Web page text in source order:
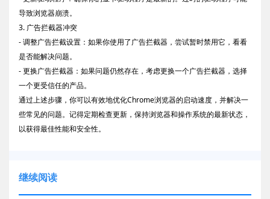
导致浏览器崩溃。
3. 广告拦截器冲突
- 调整广告拦截设置：如果你使用了广告拦截器，尝试暂时禁用它，看看
是否能解决问题。
- 更换广告拦截器：如果问题仍然存在，考虑更换一个广告拦截器，选择
一个更受信任的产品。
通过上述步骤，你可以有效地优化Chrome浏览器的启动速度，并解决一
些常见的问题。记得定期检查更新，保持浏览器和操作系统的最新状态，
以获得最佳性能和安全性。
继续阅读